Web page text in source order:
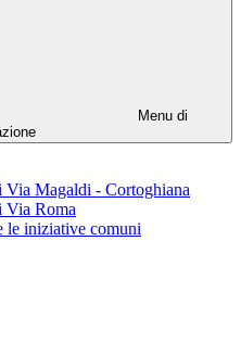
Menu di
Via Magaldi - Cortoghiana
Via Roma
le iniziative comuni